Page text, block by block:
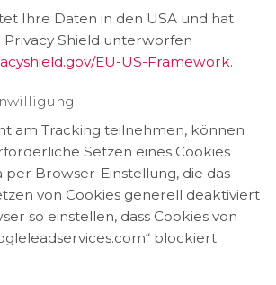
Ihre Daten in den USA und hat
Privacy Shield unterworfen
EU-US-Framework.
am Tracking teilnehmen, können
Setzen eines Cookies
per Browser-Einstellung, die das
von Cookies generell deaktiviert
so einstellen, dass Cookies von
blockiert